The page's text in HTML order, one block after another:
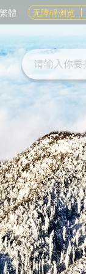
繁體 无障碍浏览